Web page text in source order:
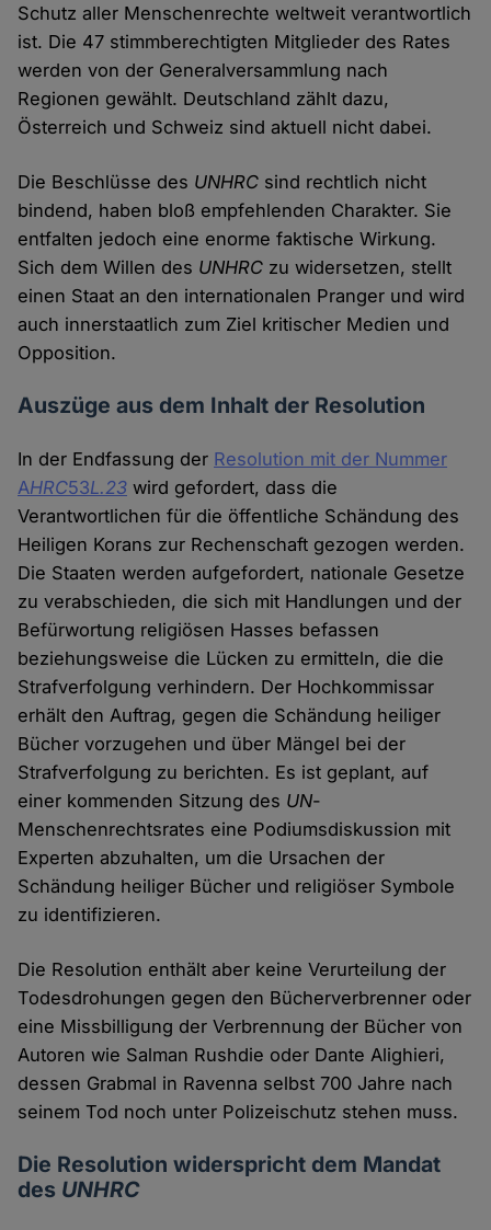
Schutz aller Menschenrechte weltweit verantwortlich
ist. Die 47 stimmberechtigten Mitglieder des Rates
werden von der Generalversammlung nach
Regionen gewählt. Deutschland zählt dazu,
Österreich und Schweiz sind aktuell nicht dabei.
Die Beschlüsse des UNHRC sind rechtlich nicht
bindend, haben bloß empfehlenden Charakter. Sie
entfalten jedoch eine enorme faktische Wirkung.
Sich dem Willen des UNHRC zu widersetzen, stellt
einen Staat an den internationalen Pranger und wird
auch innerstaatlich zum Ziel kritischer Medien und
Opposition.
Auszüge aus dem Inhalt der Resolution
In der Endfassung der Resolution mit der Nummer
AHRC53L.23 wird gefordert, dass die
Verantwortlichen für die öffentliche Schändung des
Heiligen Korans zur Rechenschaft gezogen werden.
Die Staaten werden aufgefordert, nationale Gesetze
zu verabschieden, die sich mit Handlungen und der
Befürwortung religiösen Hasses befassen
beziehungsweise die Lücken zu ermitteln, die die
Strafverfolgung verhindern. Der Hochkommissar
erhält den Auftrag, gegen die Schändung heiliger
Bücher vorzugehen und über Mängel bei der
Strafverfolgung zu berichten. Es ist geplant, auf
einer kommenden Sitzung des UN-
Menschenrechtsrates eine Podiumsdiskussion mit
Experten abzuhalten, um die Ursachen der
Schändung heiliger Bücher und religiöser Symbole
zu identifizieren.
Die Resolution enthält aber keine Verurteilung der
Todesdrohungen gegen den Bücherverbrenner oder
eine Missbilligung der Verbrennung der Bücher von
Autoren wie Salman Rushdie oder Dante Alighieri,
dessen Grabmal in Ravenna selbst 700 Jahre nach
seinem Tod noch unter Polizeischutz stehen muss.
Die Resolution widerspricht dem Mandat
des UNHRC